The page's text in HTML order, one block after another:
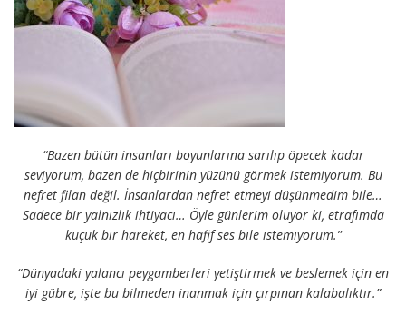
“Bazen bütün insanları boyunlarına sarılıp öpecek kadar
seviyorum, bazen de hiçbirinin yüzünü görmek istemiyorum. Bu
nefret filan değil. İnsanlardan nefret etmeyi düşünmedim bile…
Sadece bir yalnızlık ihtiyacı… Öyle günlerim oluyor ki, etrafımda
küçük bir hareket, en hafif ses bile istemiyorum.”
“Dünyadaki yalancı peygamberleri yetiştirmek ve beslemek için en
iyi gübre, işte bu bilmeden inanmak için çırpınan kalabalıktır.”